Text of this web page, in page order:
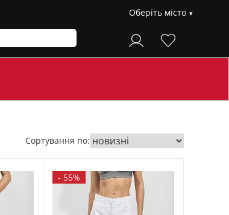
Оберіть місто
Сортування по:
- 55%